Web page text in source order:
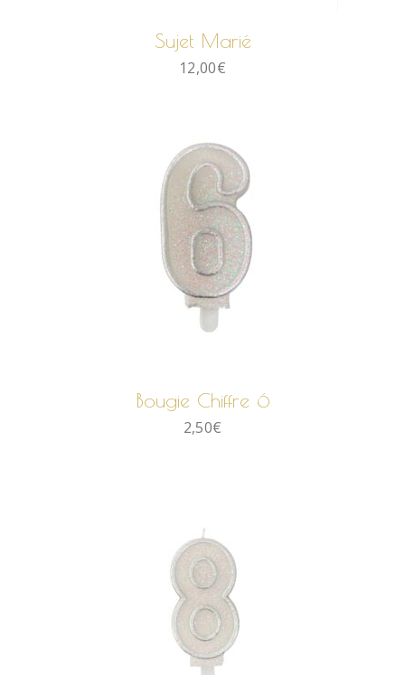
Sujet Marié
12,00€
Bougie Chiffre 6
2,50€